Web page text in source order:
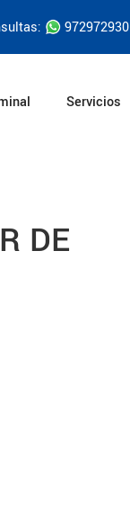
972972930
Servicios
DE